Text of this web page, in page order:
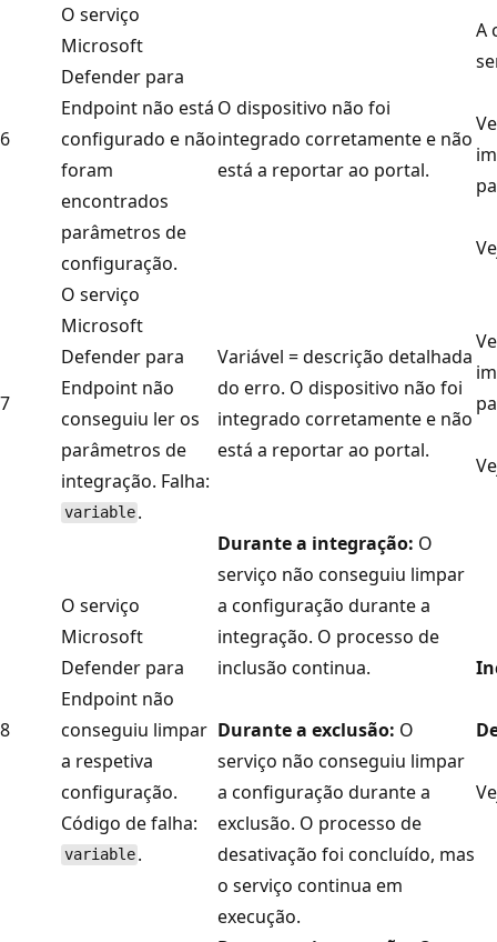
6
O serviço
Microsoft
Defender para
Endpoint não está
configurado e não
foram
encontrados
parâmetros de
configuração.
O dispositivo não foi
integrado corretamente e não
está a reportar ao portal.
A
7
O serviço
Microsoft
Defender para
Endpoint não
conseguiu ler os
parâmetros de
integração. Falha:
variable .
Variável = descrição detalhada
do erro. O dispositivo não foi
integrado corretamente e não
está a reportar ao portal.
8
O serviço
Microsoft
Defender para
Endpoint não
conseguiu limpar
a respetiva
configuração.
Código de falha:
variable .
Durante a integração: O
serviço não conseguiu limpar
a configuração durante a
integração. O processo de
inclusão continua.
Durante a exclusão: O
serviço não conseguiu limpar
a configuração durante a
exclusão. O processo de
desativação foi concluído, mas
o serviço continua em
execução.